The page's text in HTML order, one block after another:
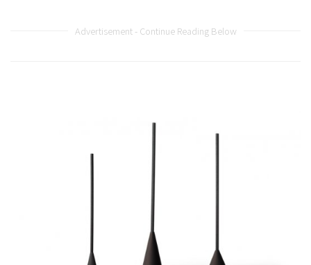
Advertisement - Continue Reading Below